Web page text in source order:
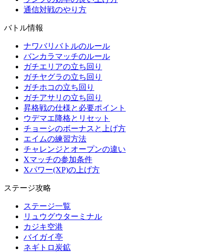
通信対戦のやり方
バトル情報
ナワバリバトルのルール
バンカラマッチのルール
ガチエリアの立ち回り
ガチヤグラの立ち回り
ガチホコの立ち回り
ガチアサリの立ち回り
昇格戦の仕様と必要ポイント
ウデマエ降格とリセット
チョーシのボーナスと上げ方
エイムの練習方法
チャレンジとオープンの違い
Xマッチの参加条件
Xパワー(XP)の上げ方
ステージ攻略
ステージ一覧
リュウグウターミナル
カジキ空港
バイガイ亭
ネギトロ炭鉱